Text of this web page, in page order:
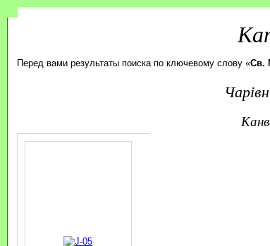
Перед вами результаты поиска по ключевому слову «Св.